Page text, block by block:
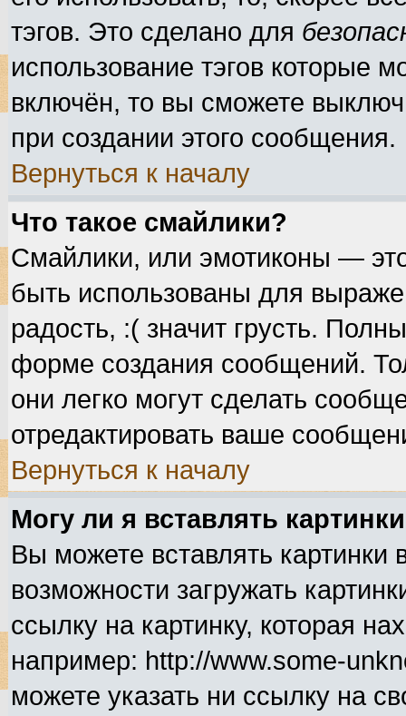
тэгов. Это сделано для
использование тэгов которые
включён, то вы сможете
при создании этого сообщения.
Вернуться к началу
Что такое смайлики?
Смайлики, или эмотиконы —
быть использованы для
радость, :( значит грусть.
форме создания сообщений.
они легко могут сделать
отредактировать ваше
Вернуться к началу
Могу ли я вставлять
Вы можете вставлять
возможности загружать
ссылку на картинку, которая
например: http://www.some-
можете указать ни ссылку на